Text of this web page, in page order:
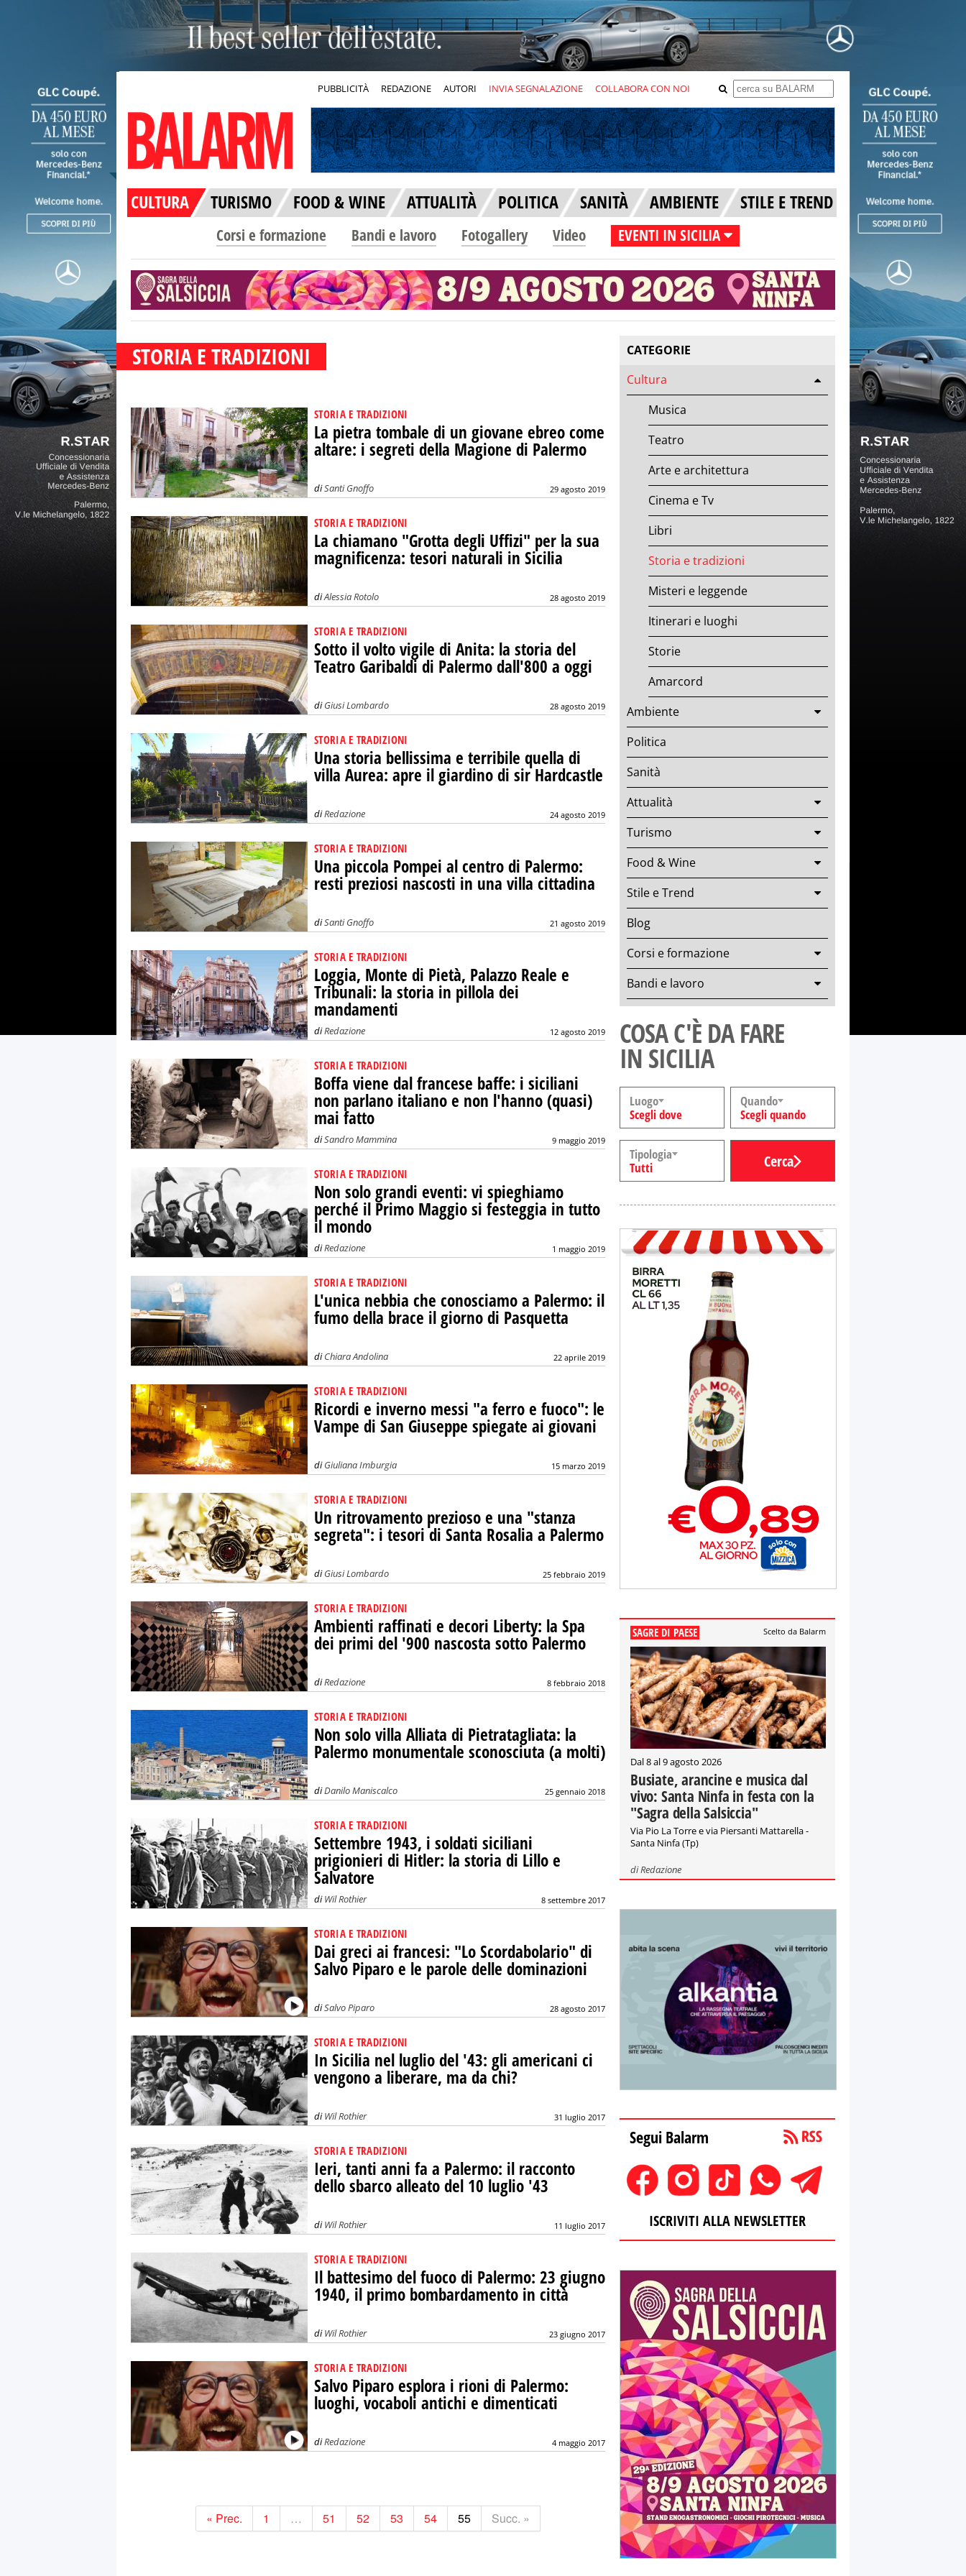
PUBBLICITÀ REDAZIONE AUTORI INVIA SEGNALAZIONE COLLABORA CON NOI
CULTURA TURISMO FOOD & WINE ATTUALITÀ POLITICA SANITÀ AMBIENTE STILE E TREND
Corsi e formazione Bandi e lavoro Fotogallery Video EVENTI IN SICILIA
STORIA E TRADIZIONI
STORIA E TRADIZIONI
La pietra tombale di un giovane ebreo come
altare: i segreti della Magione di Palermo
diSanti Gnoffo 29 agosto 2019
STORIA E TRADIZIONI
La chiamano "Grotta degli Uffizi" per la sua
magnificenza: tesori naturali in Sicilia
diAlessia Rotolo 28 agosto 2019
STORIA E TRADIZIONI
Sotto il volto vigile di Anita: la storia del
Teatro Garibaldi di Palermo dall'800 a oggi
diGiusi Lombardo 28 agosto 2019
STORIA E TRADIZIONI
Una storia bellissima e terribile quella di
villa Aurea: apre il giardino di sir Hardcastle
diRedazione 24 agosto 2019
STORIA E TRADIZIONI
Una piccola Pompei al centro di Palermo:
resti preziosi nascosti in una villa cittadina
diSanti Gnoffo 21 agosto 2019
STORIA E TRADIZIONI
Loggia, Monte di Pietà, Palazzo Reale e
Tribunali: la storia in pillola dei
mandamenti
diRedazione 12 agosto 2019
STORIA E TRADIZIONI
Boffa viene dal francese baffe: i siciliani
non parlano italiano e non l'hanno (quasi)
mai fatto
diSandro Mammina 9 maggio 2019
STORIA E TRADIZIONI
Non solo grandi eventi: vi spieghiamo
perché il Primo Maggio si festeggia in tutto
il mondo
diRedazione 1 maggio 2019
STORIA E TRADIZIONI
L'unica nebbia che conosciamo a Palermo: il
fumo della brace il giorno di Pasquetta
diChiara Andolina 22 aprile 2019
STORIA E TRADIZIONI
Ricordi e inverno messi "a ferro e fuoco": le
Vampe di San Giuseppe spiegate ai giovani
diGiuliana Imburgia 15 marzo 2019
STORIA E TRADIZIONI
Un ritrovamento prezioso e una "stanza
segreta": i tesori di Santa Rosalia a Palermo
diGiusi Lombardo 25 febbraio 2019
STORIA E TRADIZIONI
Ambienti raffinati e decori Liberty: la Spa
dei primi del '900 nascosta sotto Palermo
diRedazione 8 febbraio 2018
STORIA E TRADIZIONI
Non solo villa Alliata di Pietratagliata: la
Palermo monumentale sconosciuta (a molti)
diDanilo Maniscalco 25 gennaio 2018
STORIA E TRADIZIONI
Settembre 1943, i soldati siciliani
prigionieri di Hitler: la storia di Lillo e
Salvatore
diWil Rothier 8 settembre 2017
STORIA E TRADIZIONI
Dai greci ai francesi: "Lo Scordabolario" di
Salvo Piparo e le parole delle dominazioni
diSalvo Piparo 28 agosto 2017
STORIA E TRADIZIONI
In Sicilia nel luglio del '43: gli americani ci
vengono a liberare, ma da chi?
diWil Rothier 31 luglio 2017
STORIA E TRADIZIONI
Ieri, tanti anni fa a Palermo: il racconto
dello sbarco alleato del 10 luglio '43
diWil Rothier 11 luglio 2017
STORIA E TRADIZIONI
Il battesimo del fuoco di Palermo: 23 giugno
1940, il primo bombardamento in città
diWil Rothier 23 giugno 2017
STORIA E TRADIZIONI
Salvo Piparo esplora i rioni di Palermo:
luoghi, vocaboli antichi e dimenticati
diRedazione 4 maggio 2017
« Prec. 1 … 51 52 53 54 55 Succ. »
CATEGORIE
Cultura
Musica
Teatro
Arte e architettura
Cinema e Tv
Libri
Storia e tradizioni
Misteri e leggende
Itinerari e luoghi
Storie
Amarcord
Ambiente
Politica
Sanità
Attualità
Turismo
Food & Wine
Stile e Trend
Blog
Corsi e formazione
Bandi e lavoro
COSA C'È DA FARE
IN SICILIA
Luogo
Scegli dove
Quando
Scegli quando
Tipologia
Tutti
Cerca
SAGRE DI PAESE Scelto da Balarm
Dal 8 al 9 agosto 2026
Busiate, arancine e musica dal
vivo: Santa Ninfa in festa con la
"Sagra della Salsiccia"
Via Pio La Torre e via Piersanti Mattarella -
Santa Ninfa (Tp)
diRedazione
Segui Balarm
ISCRIVITI ALLA NEWSLETTER